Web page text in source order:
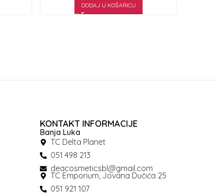
DODAJ U KOŠARICU
KONTAKT INFORMACIJE
Banja Luka
TC Delta Planet
051 498 213
deacosmeticsbl@gmail.com
TC Emporium, Jovana Dučića 25
051 921 107